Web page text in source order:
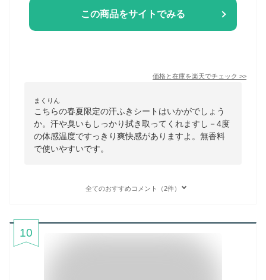
この商品をサイトでみる
価格と在庫を楽天でチェック >>
まくりん
こちらの春夏限定の汗ふきシートはいかがでしょう
か。汗や臭いもしっかり拭き取ってくれますし－4度
の体感温度ですっきり爽快感がありますよ。無香料
で使いやすいです。
全てのおすすめコメント（2件）
10